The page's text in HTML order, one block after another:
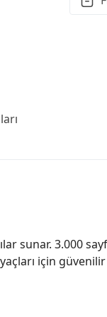
sunar. 3.000
için